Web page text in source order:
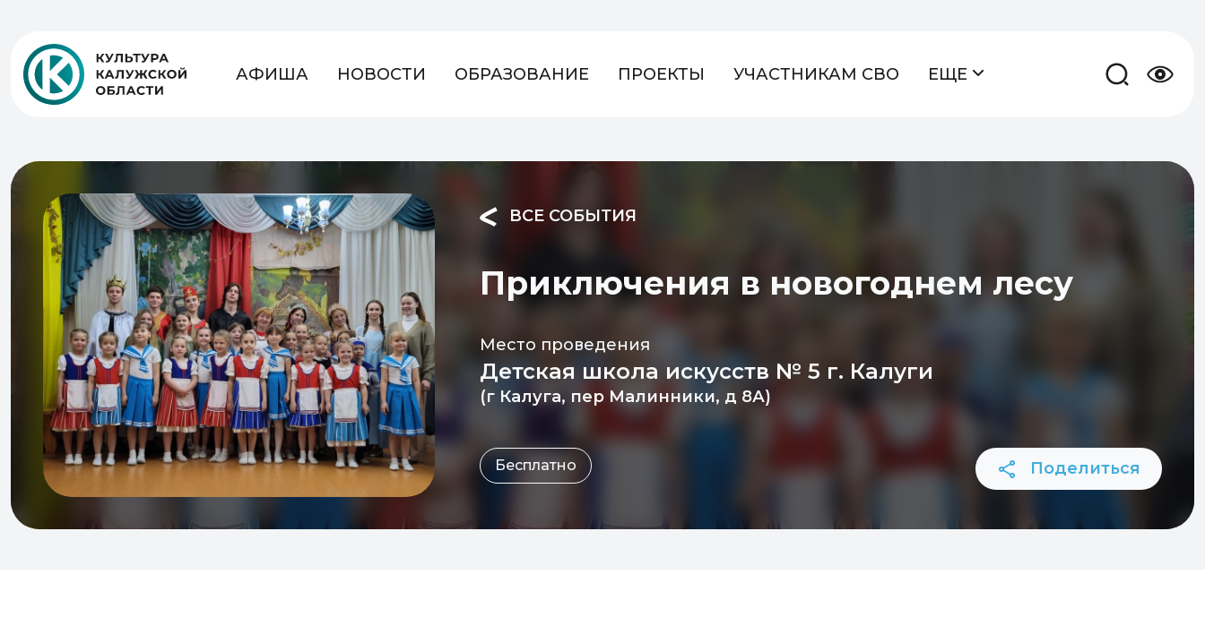
АФИША НОВОСТИ ОБРАЗОВАНИЕ ПРОЕКТЫ УЧАСТНИКАМ СВО ЕЩЕ
ВСЕ СОБЫТИЯ
Приключения в новогоднем лесу
Место проведения
Детская школа искусств № 5 г. Калуги
(г Калуга, пер Малинники, д 8А)
Бесплатно Поделиться